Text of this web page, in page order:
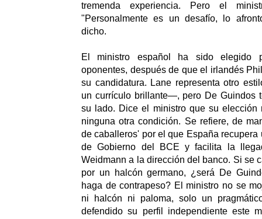
tremenda experiencia. Pero el
"Personalmente es un desafío, lo
dicho.
El ministro español ha sido elegido
oponentes, después de que el irlandés
su candidatura. Lane representa otro
un currículo brillante—, pero De Guindos
su lado. Dice el ministro que su
ninguna otra condición. Se refiere, de
de caballeros' por el que España
de Gobierno del BCE y facilita la
Weidmann a la dirección del banco. Si se
por un halcón germano, ¿será De
haga de contrapeso? El ministro no se
ni halcón ni paloma, solo un
defendido su perfil independiente este